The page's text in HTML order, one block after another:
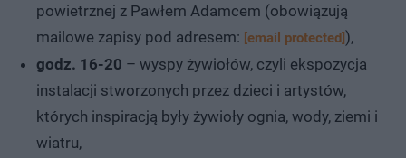
powietrznej z Pawłem Adamcem (obowiązują
mailowe zapisy pod adresem: [email protected]),
godz. 16-20 – wyspy żywiołów, czyli ekspozycja
instalacji stworzonych przez dzieci i artystów,
których inspiracją były żywioły ognia, wody, ziemi i
wiatru,